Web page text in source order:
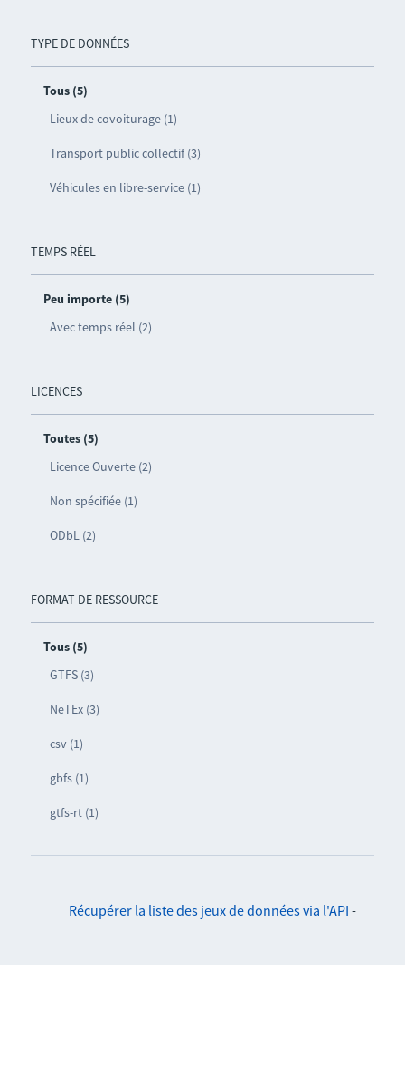
TYPE DE DONNÉES
Tous (5)
Lieux de covoiturage (1)
Transport public collectif (3)
Véhicules en libre-service (1)
TEMPS RÉEL
Peu importe (5)
Avec temps réel (2)
LICENCES
Toutes (5)
Licence Ouverte (2)
Non spécifiée (1)
ODbL (2)
FORMAT DE RESSOURCE
Tous (5)
GTFS (3)
NeTEx (3)
csv (1)
gbfs (1)
gtfs-rt (1)
Récupérer la liste des jeux de données via l'API -